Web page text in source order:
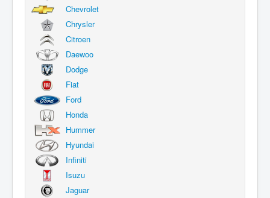
Chevrolet
Chrysler
Citroen
Daewoo
Dodge
Fiat
Ford
Honda
Hummer
Hyundai
Infiniti
Isuzu
Jaguar